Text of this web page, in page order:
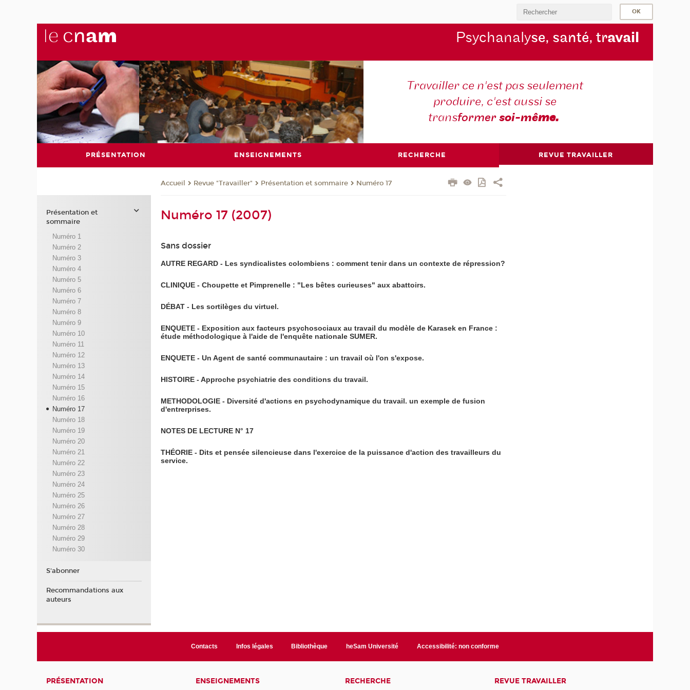
Psychanalyse, santé, travail
Travailler ce n'est pas seulement
produire, c'est aussi se
transformersoi-même.
PRÉSENTATION ENSEIGNEMENTS RECHERCHE REVUE TRAVAILLER
Accueil Revue "Travailler" Présentation et sommaire Numéro 17
Numéro 17 (2007)
Sans dossier
AUTRE REGARD - Les syndicalistes colombiens : comment tenir dans un contexte de répression?
CLINIQUE - Choupette et Pimprenelle : "Les bêtes curieuses" aux abattoirs.
DÉBAT - Les sortilèges du virtuel.
ENQUETE - Exposition aux facteurs psychosociaux au travail du modèle de Karasek en France :
étude méthodologique à l'aide de l'enquête nationale SUMER.
ENQUETE - Un Agent de santé communautaire : un travail où l'on s'expose.
HISTOIRE - Approche psychiatrie des conditions du travail.
METHODOLOGIE - Diversité d'actions en psychodynamique du travail. un exemple de fusion
d'entrerprises.
NOTES DE LECTURE N° 17
THÉORIE - Dits et pensée silencieuse dans l'exercice de la puissance d'action des travailleurs du
service.
Présentation et
sommaire
Numéro 1
Numéro 2
Numéro 3
Numéro 4
Numéro 5
Numéro 6
Numéro 7
Numéro 8
Numéro 9
Numéro 10
Numéro 11
Numéro 12
Numéro 13
Numéro 14
Numéro 15
Numéro 16
Numéro 17
Numéro 18
Numéro 19
Numéro 20
Numéro 21
Numéro 22
Numéro 23
Numéro 24
Numéro 25
Numéro 26
Numéro 27
Numéro 28
Numéro 29
Numéro 30
S'abonner
Recommandations aux
auteurs
Contacts Infos légales Bibliothèque heSam Université Accessibilité: non conforme
PRÉSENTATION ENSEIGNEMENTS RECHERCHE REVUE TRAVAILLER